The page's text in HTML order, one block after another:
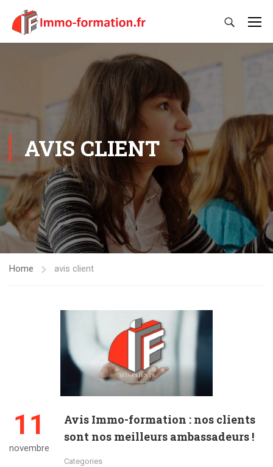
AVIS CLIENT
Home avis client
11
novembre
Avis Immo-formation : nos clients
sont nos meilleurs ambassadeurs !
Categories